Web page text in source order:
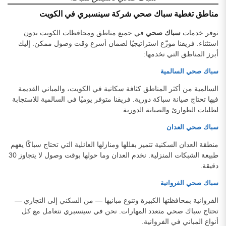
مناطق تغطية سباك صحي شركة سينسبري في الكويت
نوفر خدمات سباك صحي في جميع مناطق ومحافظات الكويت بدون
استثناء. فريقنا موزّع استراتيجيًا لضمان أسرع وقت وصول ممكن. إليك
أبرز المناطق التي نخدمها:
سباك صحي السالمية
السالمية من أكثر المناطق كثافة سكانية في الكويت، والمباني القديمة
فيها تحتاج صيانة سباكة دورية. فريقنا متوفر يوميًا في السالمية للاستجابة
لطلبات الطوارئ والصيانة الدورية.
سباك صحي العدان
منطقة العدان السكنية تتميز بفللها ومنازلها العائلية التي تحتاج سباكًا يفهم
طبيعة الشبكات المنزلية. نخدم العدان وما حولها بوقت وصول لا يتجاوز 30
دقيقة.
سباك صحي الفروانية
الفروانية بمحافظتها الكبيرة وتنوع مبانيها — من السكني إلى التجاري —
تحتاج سباك صحي متعدد المهارات. نحن في سينسبري نتعامل مع كل
أنواع المباني في الفروانية.